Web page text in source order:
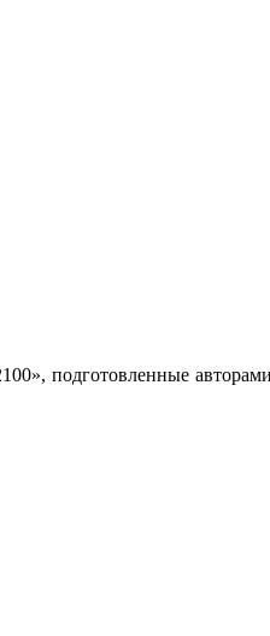
подготовленные